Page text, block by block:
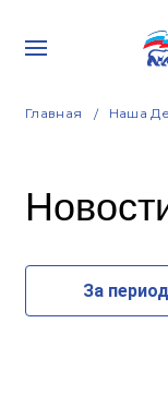
Главная Наша
За период